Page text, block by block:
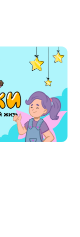
это не менее
вы знаете
Основными
мультфильма
имножество
каждая из
мистер
Энди Дэвис.